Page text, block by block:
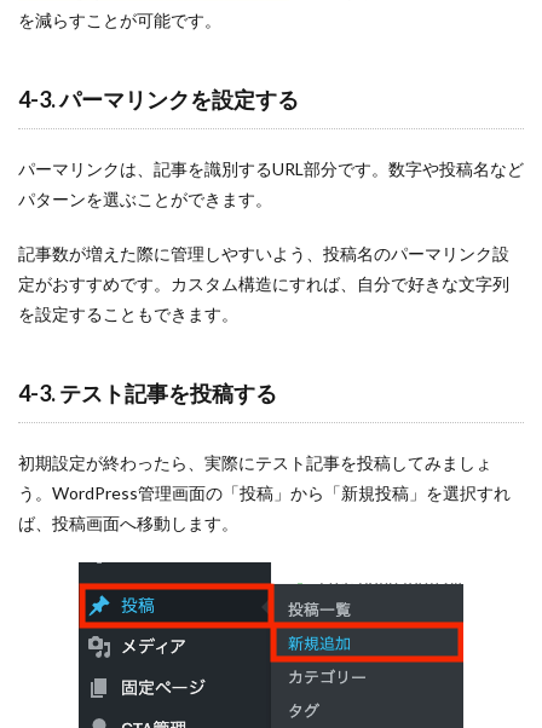
を減らすことが可能です。
4-3. パーマリンクを設定する
パーマリンクは、記事を識別するURL部分です。数字や投稿名など
パターンを選ぶことができます。
記事数が増えた際に管理しやすいよう、投稿名のパーマリンク設
定がおすすめです。カスタム構造にすれば、自分で好きな文字列
を設定することもできます。
4-3. テスト記事を投稿する
初期設定が終わったら、実際にテスト記事を投稿してみましょ
う。WordPress管理画面の「投稿」から「新規投稿」を選択すれ
ば、投稿画面へ移動します。